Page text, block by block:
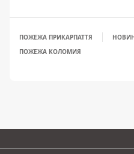
ПОЖЕЖА ПРИКАРПАТТЯ
ПОЖЕЖА КОЛОМИЯ